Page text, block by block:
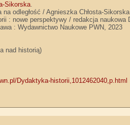
Sikorska.
odległość / Agnieszka Chłosta-Sikorska
: nowe perspektywy / redakcja naukowa
: Wydawnictwo Naukowe PWN, 2023
nad historią)
Dydaktyka-historii,1012462040,p.html